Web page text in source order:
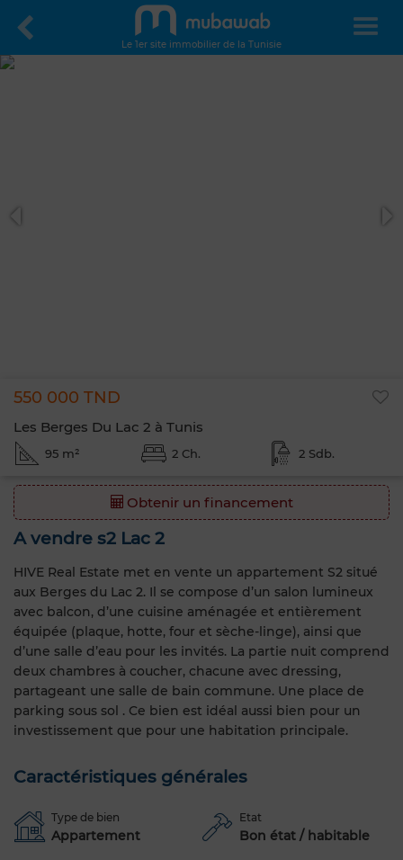
Le 1er site immobilier de la Tunisie
550 000 TND
Les Berges Du Lac 2 à Tunis
95 m² 2 Ch. 2 Sdb.
Obtenir un financement
A vendre s2 Lac 2
HIVE Real Estate met en vente un appartement S2 situé
aux Berges du Lac 2. Il se compose d’un salon lumineux
avec balcon, d’une cuisine aménagée et entièrement
équipée (plaque, hotte, four et sèche-linge), ainsi que
d’une salle d’eau pour les invités. La partie nuit comprend
deux chambres à coucher, chacune avec dressing,
partageant une salle de bain commune. Une place de
parking sous sol . Ce bien est idéal aussi bien pour un
investissement que pour une habitation principale.
Caractéristiques générales
Type de bien
Appartement
Etat
Bon état / habitable